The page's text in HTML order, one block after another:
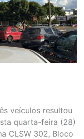
veículos resultou
quarta-feira (28)
CLSW 302, Bloco